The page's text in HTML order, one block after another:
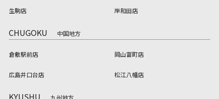
生駒店 岸和田店
CHUGOKU 中国地方
倉敷駅前店 岡山富町店
広島井口台店 松江八幡店
KYUSHU 九州地方